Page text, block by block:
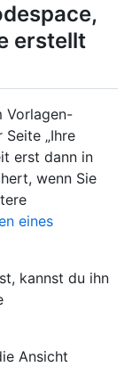
erstellt
Vorlagen-
„Ihre
erst dann in
wenn Sie
eines
kannst du ihn
Ansicht